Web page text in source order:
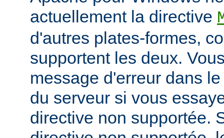
actuellement la directive
d'autres plates-formes,
supportent les deux.
message d'erreur dans
du serveur si vous
directive non supportée.